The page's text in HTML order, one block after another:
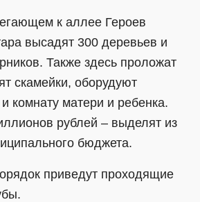
к аллее Героев
высадят 300 деревьев и
Также здесь проложат
скамейки, оборудуют
комнату матери и ребенка.
рублей – выделят из
бюджета.
приведут проходящие